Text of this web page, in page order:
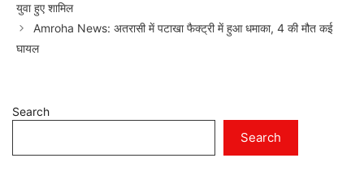
युवा हुए शामिल
Amroha News: अतरासी में पटाखा फैक्ट्री में हुआ धमाका, 4 की मौत कई
घायल
Search
Search